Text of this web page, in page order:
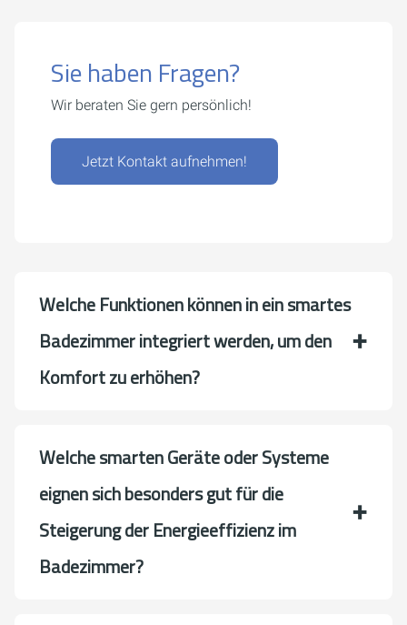
Sie haben Fragen?
Wir beraten Sie gern persönlich!
Jetzt Kontakt aufnehmen!
Welche Funktionen können in ein smartes
Badezimmer integriert werden, um den
Komfort zu erhöhen?
Welche smarten Geräte oder Systeme
eignen sich besonders gut für die
Steigerung der Energieeffizienz im
Badezimmer?